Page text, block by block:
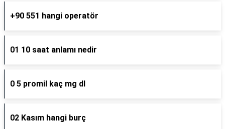
+90 551 hangi operatör
01 10 saat anlamı nedir
0 5 promil kaç mg dl
02 Kasım hangi burç